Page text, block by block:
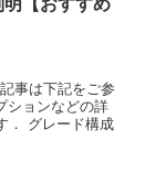
事は下記をご参
ョンなどの詳
． グレード構成